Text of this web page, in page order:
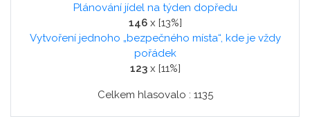
Plánování jídel na týden dopředu
146x [13%]
Vytvoření jednoho „bezpečného místa“, kde je vždy
pořádek
123x [11%]
Celkem hlasovalo : 1135